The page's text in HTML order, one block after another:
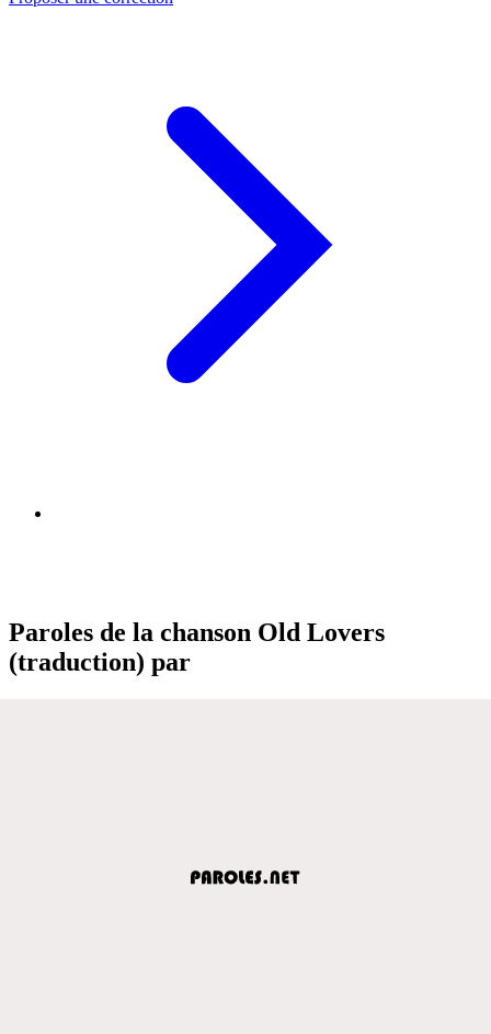
Paroles de la chanson Old Lovers
(traduction) par